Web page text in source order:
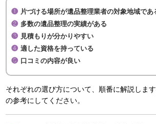
片づける場所が遺品整理業者の対象地域であ
多数の遺品整理の実績がある
見積もりが分かりやすい
適した資格を持っている
口コミの内容が良い
それぞれの選び方について、順番に解説しま
の参考にしてください。